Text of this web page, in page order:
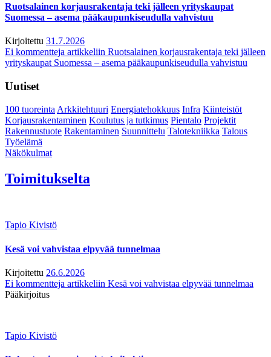
Ruotsalainen korjausrakentaja teki jälleen yrityskaupat
Suomessa – asema pääkaupunkiseudulla vahvistuu
Kirjoitettu 31.7.2026
Ei kommentteja artikkeliin Ruotsalainen korjausrakentaja teki jälleen
yrityskaupat Suomessa – asema pääkaupunkiseudulla vahvistuu
Uutiset
100 tuoreintaArkkitehtuuri Energiatehokkuus Infra Kiinteistöt
Korjausrakentaminen Koulutus ja tutkimus Pientalo Projektit
Rakennustuote Rakentaminen Suunnittelu Talotekniikka Talous
Työelämä
Näkökulmat
Toimitukselta
Tapio Kivistö
Kesä voi vahvistaa elpyvää tunnelmaa
Kirjoitettu 26.6.2026
Ei kommentteja artikkeliin Kesä voi vahvistaa elpyvää tunnelmaa
Pääkirjoitus
Tapio Kivistö